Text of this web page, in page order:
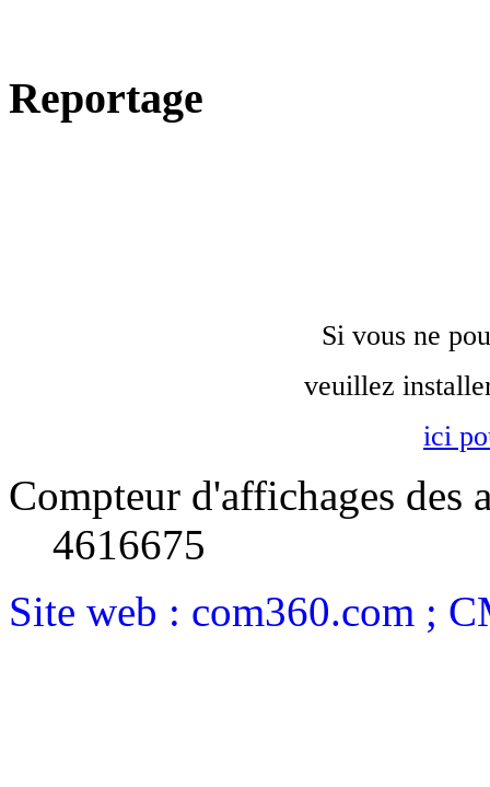
Reportage
Si vous ne
veuillez
ici
Compteur d'affichages des
4616675
Site web : com360.com ;